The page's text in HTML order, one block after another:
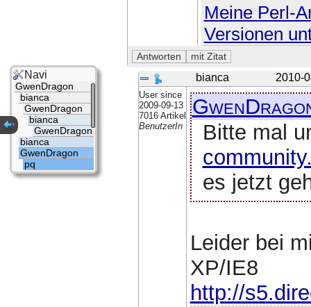
Meine Perl-
Versionen
bianca 2010-
User since
2009-09-13
7016 Artikel
BenutzerIn
Bitte mal
es jetzt
Leider bei
XP/IE8
http://
Navi
GwenDragon
bianca
GwenDragon
bianca
GwenDragon
bianca
GwenDragon
pq